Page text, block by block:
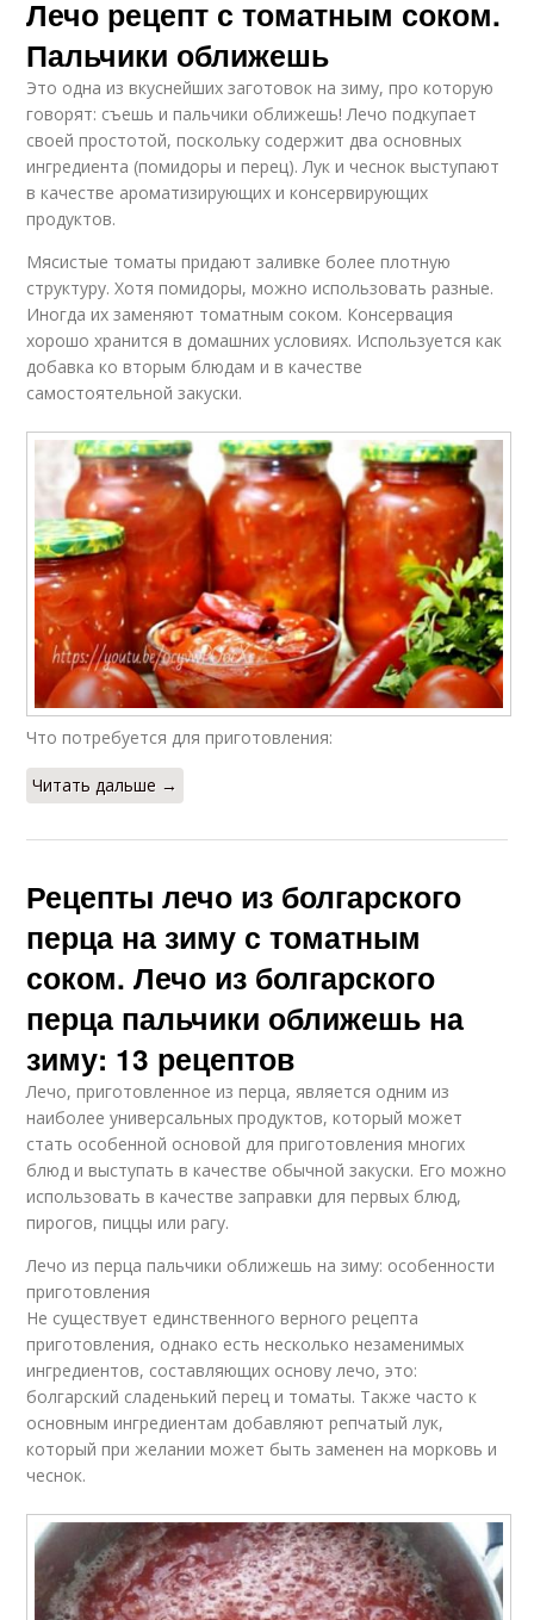
Лечо рецепт с томатным соком.
Пальчики оближешь
Это одна из вкуснейших заготовок на зиму, про которую
говорят: съешь и пальчики оближешь! Лечо подкупает
своей простотой, поскольку содержит два основных
ингредиента (помидоры и перец). Лук и чеснок выступают
в качестве ароматизирующих и консервирующих
продуктов.
Мясистые томаты придают заливке более плотную
структуру. Хотя помидоры, можно использовать разные.
Иногда их заменяют томатным соком. Консервация
хорошо хранится в домашних условиях. Используется как
добавка ко вторым блюдам и в качестве
самостоятельной закуски.
Что потребуется для приготовления:
Читать дальше →
Рецепты лечо из болгарского
перца на зиму с томатным
соком. Лечо из болгарского
перца пальчики оближешь на
зиму: 13 рецептов
Лечо, приготовленное из перца, является одним из
наиболее универсальных продуктов, который может
стать особенной основой для приготовления многих
блюд и выступать в качестве обычной закуски. Его можно
использовать в качестве заправки для первых блюд,
пирогов, пиццы или рагу.
Лечо из перца пальчики оближешь на зиму: особенности
приготовления
Не существует единственного верного рецепта
приготовления, однако есть несколько незаменимых
ингредиентов, составляющих основу лечо, это:
болгарский сладенький перец и томаты. Также часто к
основным ингредиентам добавляют репчатый лук,
который при желании может быть заменен на морковь и
чеснок.